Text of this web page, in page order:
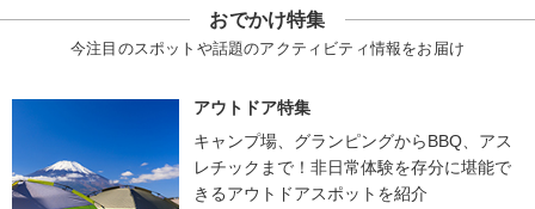
おでかけ特集
今注目のスポットや話題のアクティビティ情報をお届け
アウトドア特集
キャンプ場、グランピングからBBQ、アス
レチックまで！非日常体験を存分に堪能で
きるアウトドアスポットを紹介